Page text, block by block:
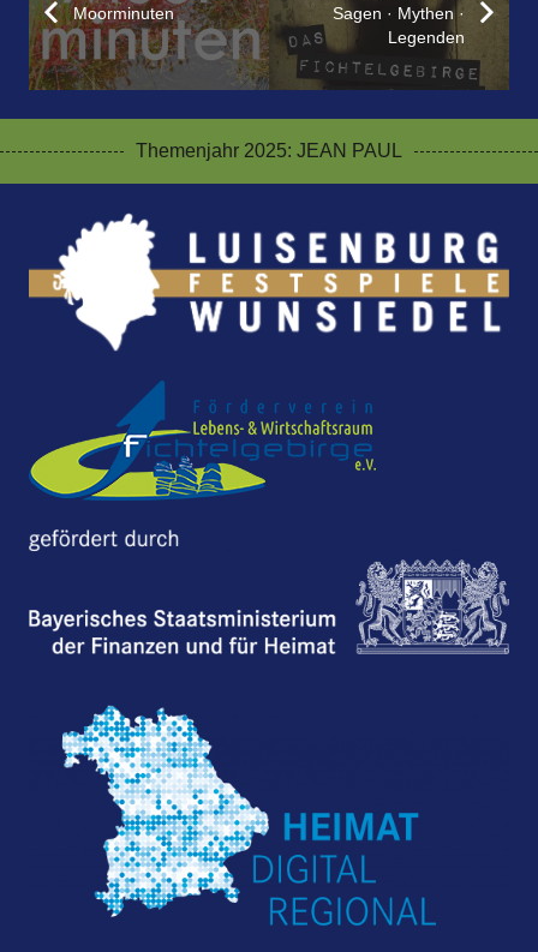
Moorminuten
Sagen · Mythen ·
Legenden
Themenjahr 2025: JEAN PAUL